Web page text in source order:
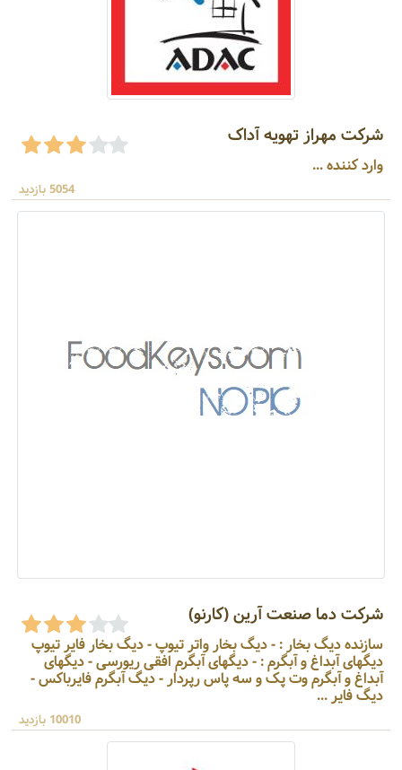
شرکت مهراز تهویه آداک
وارد کننده ...
5054 بازدید
شرکت دما صنعت آرین (کارنو)
سازنده دیگ بخار : - دیگ بخار واتر تیوپ - دیگ بخار فایر تیوپ
دیگهای آبداغ و آبگرم : - دیگهای آبگرم افقی ریورسی - دیگهای
آبداغ و آبگرم وت پک و سه پاس رپردار - دیگ آبگرم فایرباکس -
دیگ فایر ...
10010 بازدید